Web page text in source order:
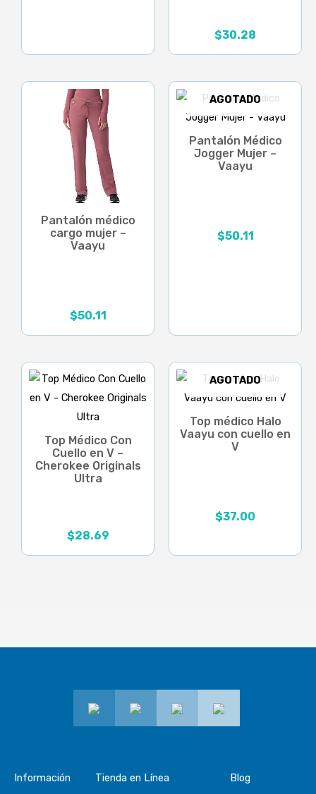
$30.28
Pantalón médico
cargo mujer –
Vaayu
$50.11
AGOTADO
Pantalón Médico
Jogger Mujer –
Vaayu
$50.11
Top Médico Con
Cuello en V –
Cherokee Originals
Ultra
$28.69
AGOTADO
Top médico Halo
Vaayu con cuello en
V
$37.00
Información Tienda en Línea Blog